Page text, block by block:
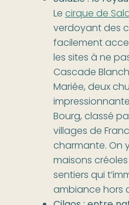
Lecirque de
verdoyant des
facilement
les sites à ne
Cascade
Mariée, deux
Bourg, classé
villages de
charmante. On
maisons
sentiers qui
ambiance hors